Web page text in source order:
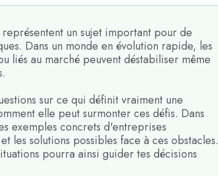
un sujet important pour de
Dans un monde en évolution rapide, les
liés au marché peuvent déstabiliser même
sur ce qui définit vraiment une
elle peut surmonter ces défis. Dans
exemples concrets d'entreprises
les solutions possibles face à ces obstacles.
pourra ainsi guider tes décisions